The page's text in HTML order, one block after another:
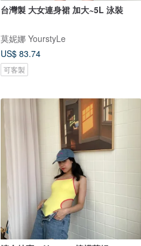
台灣製 大女連身裙 加大~5L 泳裝
莫妮娜 YourstyLe
US$ 83.74
可客製